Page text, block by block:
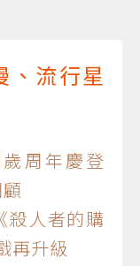
、流行星
周年慶登
人者的購
再升級